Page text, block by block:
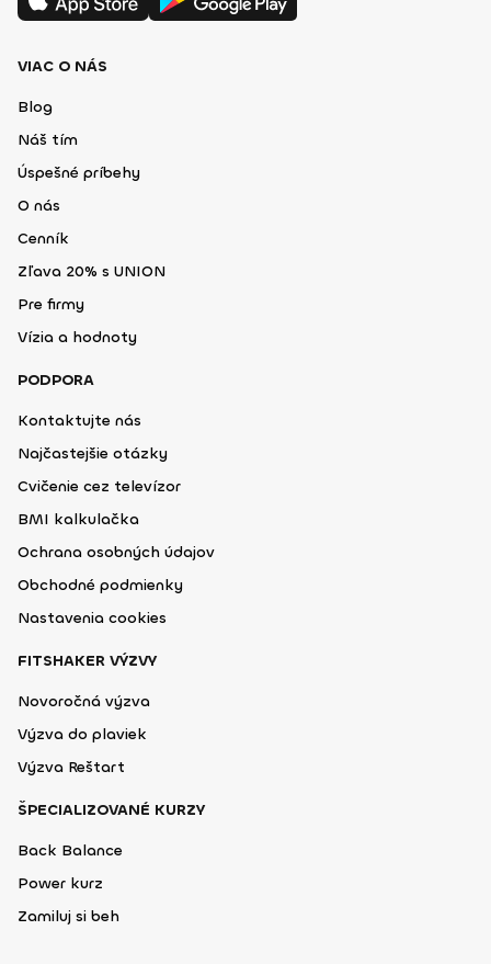
VIAC O NÁS
Blog
Náš tím
Úspešné príbehy
O nás
Cenník
Zľava 20% s UNION
Pre firmy
Vízia a hodnoty
PODPORA
Kontaktujte nás
Najčastejšie otázky
Cvičenie cez televízor
BMI kalkulačka
Ochrana osobných údajov
Obchodné podmienky
Nastavenia cookies
FITSHAKER VÝZVY
Novoročná výzva
Výzva do plaviek
Výzva Reštart
ŠPECIALIZOVANÉ KURZY
Back Balance
Power kurz
Zamiluj si beh